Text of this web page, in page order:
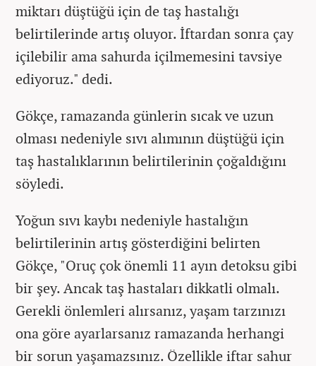
miktarı düştüğü için de taş hastalığı
belirtilerinde artış oluyor. İftardan sonra çay
içilebilir ama sahurda içilmemesini tavsiye
ediyoruz." dedi.
Gökçe, ramazanda günlerin sıcak ve uzun
olması nedeniyle sıvı alımının düştüğü için
taş hastalıklarının belirtilerinin çoğaldığını
söyledi.
Yoğun sıvı kaybı nedeniyle hastalığın
belirtilerinin artış gösterdiğini belirten
Gökçe, "Oruç çok önemli 11 ayın detoksu gibi
bir şey. Ancak taş hastaları dikkatli olmalı.
Gerekli önlemleri alırsanız, yaşam tarzınızı
ona göre ayarlarsanız ramazanda herhangi
bir sorun yaşamazsınız. Özellikle iftar sahur